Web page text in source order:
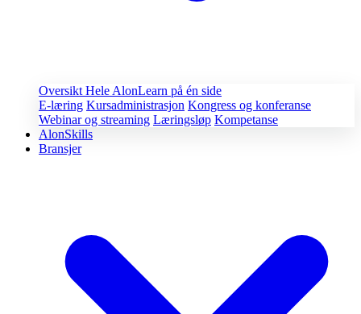
Oversikt Hele AlonLearn på én side
E-læring Kursadministrasjon Kongress og konferanse
Webinar og streaming Læringsløp Kompetanse
AlonSkills
Bransjer